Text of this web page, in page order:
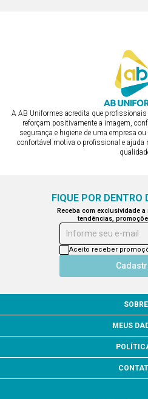
A AB Uniformes acredita que
reforçam positivamente a imagem,
segurança e higiene de uma empresa
confortável motiva o profissional e ajuda
FIQUE POR DENTRO
Receba com exclusividade
tendências,
Informe seu e-mail
Aceito receber
SOBRE
MEUS